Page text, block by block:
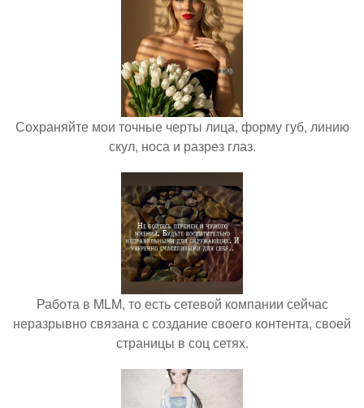
Сохраняйте мои точные черты лица, форму губ, линию
скул, носа и разрез глаз.
Работа в MLM, то есть сетевой компании сейчас
неразрывно связана с создание своего контента, своей
страницы в соц сетях.